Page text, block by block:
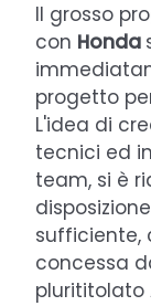
Il grosso
con Honda
progetto
L'idea di
tecnici ed
team, si è
sufficiente,
concessa
plurititolato